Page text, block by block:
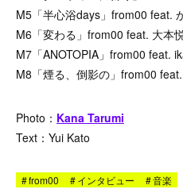
M5「半心浴days」from00 feat.
M6「変わる」from00 feat. 大本
M7「ANOTOPIA」from00 feat.
M8「煙る、倒影の」from00
Photo： Kana Tarumi
Text：Yui Kato
#from00 #インタビュー #音楽